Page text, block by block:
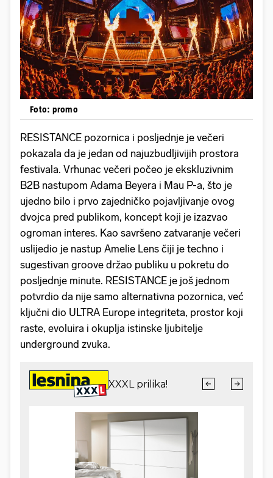
Foto: promo
RESISTANCE pozornica i posljednje je večeri
pokazala da je jedan od najuzbudljivijih prostora
festivala. Vrhunac večeri počeo je ekskluzivnim
B2B nastupom Adama Beyera i Mau P-a, što je
ujedno bilo i prvo zajedničko pojavljivanje ovog
dvojca pred publikom, koncept koji je izazvao
ogroman interes. Kao savršeno zatvaranje večeri
uslijedio je nastup Amelie Lens čiji je techno i
sugestivan groove držao publiku u pokretu do
posljednje minute. RESISTANCE je još jednom
potvrdio da nije samo alternativna pozornica, već
ključni dio ULTRA Europe integriteta, prostor koji
raste, evoluira i okuplja istinske ljubitelje
underground zvuka.